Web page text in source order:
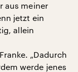
aus meiner
jetzt ein
allein
„Dadurch
werde jenes